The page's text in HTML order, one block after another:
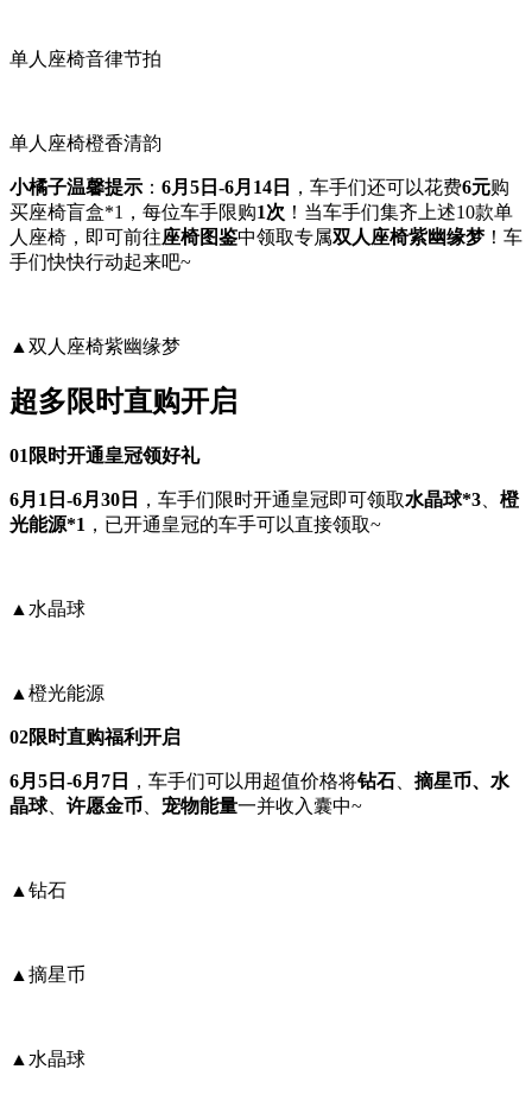
单人座椅音律节拍
单人座椅橙香清韵
小橘子温馨提示 ： 6月5日-6月14日 ，车手们还可以花费6元购
买座椅盲盒*1，每位车手限购1次 ！当车手们集齐上述10款单
人座椅，即可前往座椅图鉴中领取专属双人座椅紫幽缘梦 ！车
手们快快行动起来吧~
▲双人座椅紫幽缘梦
超多限时直购开启
01 限时开通皇冠领好礼
6月1日-6月30日 ，车手们限时开通皇冠即可领取水晶球*3
橙
光能源*1 ，已开通皇冠的车手可以直接领取~
▲水晶球
▲橙光能源
02限时直购福利开启
6月5日-6月7日 ，车手们可以用超值价格将钻石
摘星币、水
晶球、 许愿金币 宠物能量一并收入囊中~
▲钻石
▲摘星币
▲水晶球